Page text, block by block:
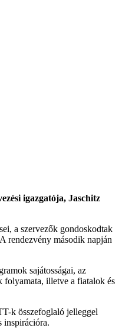
igazgatója, Jaschitz
a szervezők gondoskodtak
rendezvény második napján
sajátosságai, az
folyamata, illetve a fiatalok és
k összefoglaló jelleggel
inspirációra.